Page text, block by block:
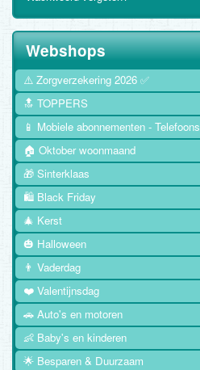
Webshops
⚠️ Zorgverzekering 2026 ✅
🔝 TOPPERS
📱 Mobiele abonnementen - Telefoons
🏠 Oktober woonmaand
🎁 Sinterklaas
🛍️ Black Friday
🎄 Kerst
🎃 Halloween
👨 Vaderdag
❤️ Valentijnsdag
🚗 Auto's en motoren
👶 Baby's en kinderen
🌟 Besparen & Duurzaam